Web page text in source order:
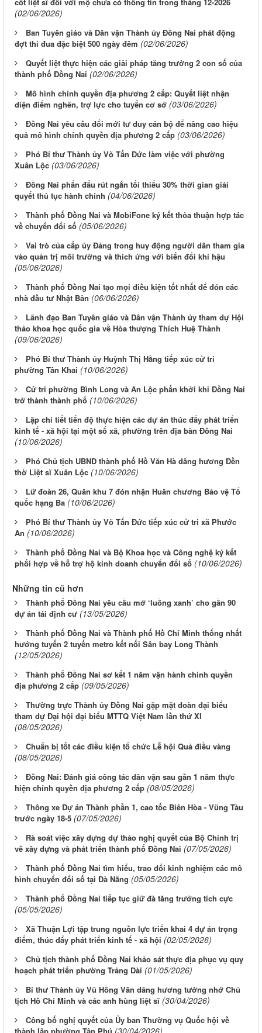
(02/06/2026)
Ban Tuyên giáo và Dân vận Thành ủy Đồng Nai phát động
đợt thi đua đặc biệt 500 ngày đêm (02/06/2026)
Quyết liệt thực hiện các giải pháp tăng trưởng 2 con số của
thành phố Đồng Nai (02/06/2026)
Mô hình chính quyền địa phương 2 cấp: Quyết liệt nhận
diện điểm nghẽn, trợ lực cho tuyến cơ sở (03/06/2026)
Đồng Nai yêu cầu đổi mới tư duy cán bộ để nâng cao hiệu
quả mô hình chính quyền địa phương 2 cấp (03/06/2026)
Phó Bí thư Thành ủy Võ Tấn Đức làm việc với phường
Xuân Lộc (03/06/2026)
Đồng Nai phấn đấu rút ngắn tối thiểu 30% thời gian giải
quyết thủ tục hành chính (04/06/2026)
Thành phố Đồng Nai và MobiFone ký kết thỏa thuận hợp tác
về chuyển đổi số (05/06/2026)
Vai trò của cấp ủy Đảng trong huy động người dân tham gia
vào quản trị môi trường và thích ứng với biến đổi khí hậu
(05/06/2026)
Thành phố Đồng Nai tạo mọi điều kiện tốt nhất để đón các
nhà đầu tư Nhật Bản (06/06/2026)
Lãnh đạo Ban Tuyên giáo và Dân vận Thành ủy tham dự Hội
thảo khoa học quốc gia về Hòa thượng Thích Huệ Thành
(09/06/2026)
Phó Bí thư Thành ủy Huỳnh Thị Hằng tiếp xúc cử tri
phường Tân Khai (10/06/2026)
Cử tri phường Bình Long và An Lộc phấn khởi khi Đồng Nai
trở thành thành phố (10/06/2026)
Lập chi tiết tiến độ thực hiện các dự án thúc đẩy phát triển
kinh tế - xã hội tại một số xã, phường trên địa bàn Đồng Nai
(10/06/2026)
Phó Chủ tịch UBND thành phố Hồ Văn Hà dâng hương Đền
thờ Liệt sĩ Xuân Lộc (10/06/2026)
Lữ đoàn 26, Quân khu 7 đón nhận Huân chương Bảo vệ Tổ
quốc hạng Ba (10/06/2026)
Phó Bí thư Thành ủy Võ Tấn Đức tiếp xúc cử tri xã Phước
An (10/06/2026)
Thành phố Đồng Nai và Bộ Khoa học và Công nghệ ký kết
phối hợp về hỗ trợ hộ kinh doanh chuyển đổi số (10/06/2026)
Những tin cũ hơn
Thành phố Đồng Nai yêu cầu mở ‘luồng xanh’ cho gần 90
dự án tái định cư (13/05/2026)
Thành phố Đồng Nai và Thành phố Hồ Chí Minh thống nhất
hướng tuyến 2 tuyến metro kết nối Sân bay Long Thành
(12/05/2026)
Thành phố Đồng Nai sơ kết 1 năm vận hành chính quyền
địa phương 2 cấp (09/05/2026)
Thường trực Thành ủy Đồng Nai gặp mặt đoàn đại biểu
tham dự Đại hội đại biểu MTTQ Việt Nam lần thứ XI
(08/05/2026)
Chuẩn bị tốt các điều kiện tổ chức Lễ hội Quả điều vàng
(08/05/2026)
Đồng Nai: Đánh giá công tác dân vận sau gần 1 năm thực
hiện chính quyền địa phương 2 cấp (08/05/2026)
Thông xe Dự án Thành phần 1, cao tốc Biên Hòa - Vũng Tàu
trước ngày 18-5 (07/05/2026)
Rà soát việc xây dựng dự thảo nghị quyết của Bộ Chính trị
về xây dựng và phát triển thành phố Đồng Nai (07/05/2026)
Thành phố Đồng Nai tìm hiểu, trao đổi kinh nghiệm các mô
hình chuyển đổi số tại Đà Nẵng (05/05/2026)
Thành phố Đồng Nai tiếp tục giữ đà tăng trưởng tích cực
(05/05/2026)
Xã Thuận Lợi tập trung nguồn lực triển khai 4 dự án trọng
điểm, thúc đẩy phát triển kinh tế - xã hội (02/05/2026)
Chủ tịch thành phố Đồng Nai khảo sát thực địa phục vụ quy
hoạch phát triển phường Trảng Dài (01/05/2026)
Bí thư Thành ủy Vũ Hồng Văn dâng hương tưởng nhớ Chủ
tịch Hồ Chí Minh và các anh hùng liệt sĩ (30/04/2026)
Công bố nghị quyết của Ủy ban Thường vụ Quốc hội về